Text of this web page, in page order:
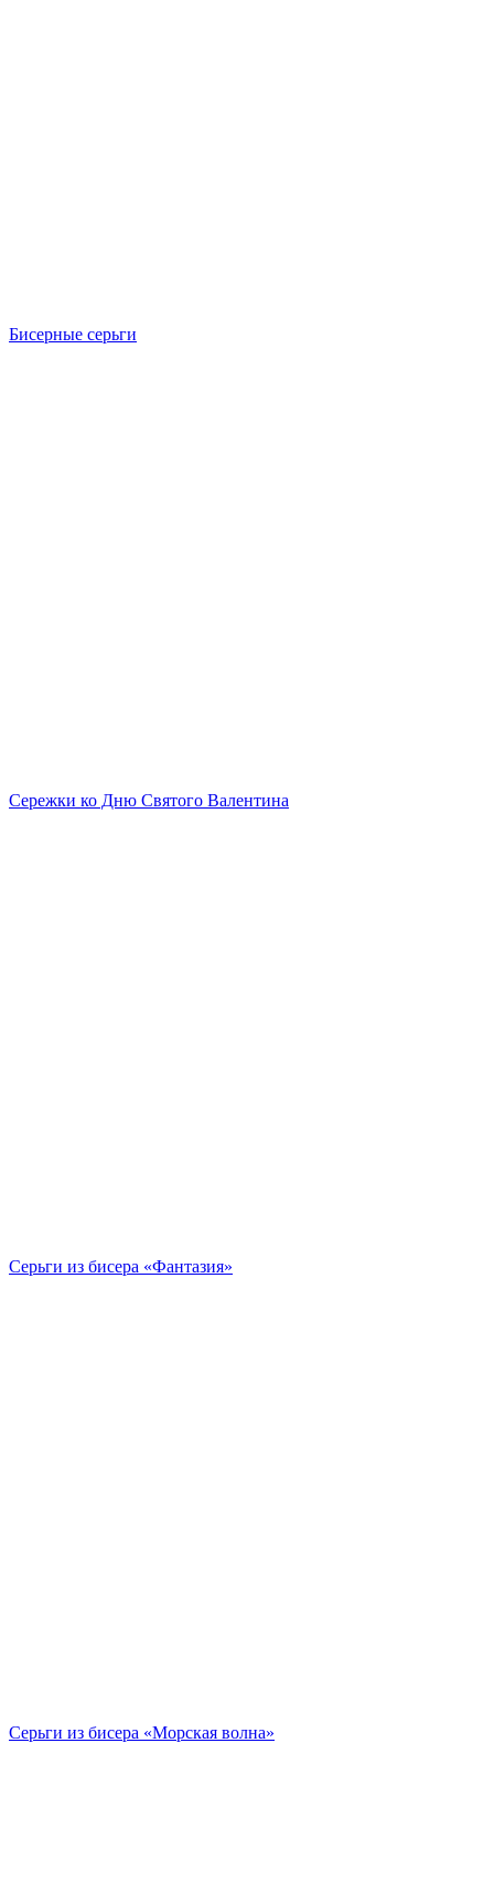
Бисерные серьги
Сережки ко Дню Святого Валентина
Серьги из бисера «Фантазия»
Cерьги из бисера «Морская волна»